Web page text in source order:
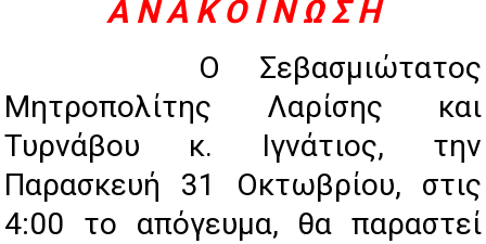
Α Ν Α Κ Ο Ι Ν Ω Σ Η
Ο Σεβασμιώτατος
Μητροπολίτης Λαρίσης και
Τυρνάβου κ. Ιγνάτιος, την
Παρασκευή 31 Οκτωβρίου, στις
4:00 το απόγευμα, θα παραστεί